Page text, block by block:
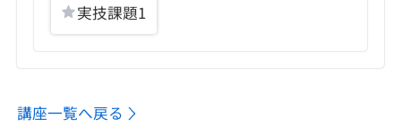
実技課題1
講座一覧へ戻る